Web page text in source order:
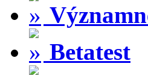
Betatest